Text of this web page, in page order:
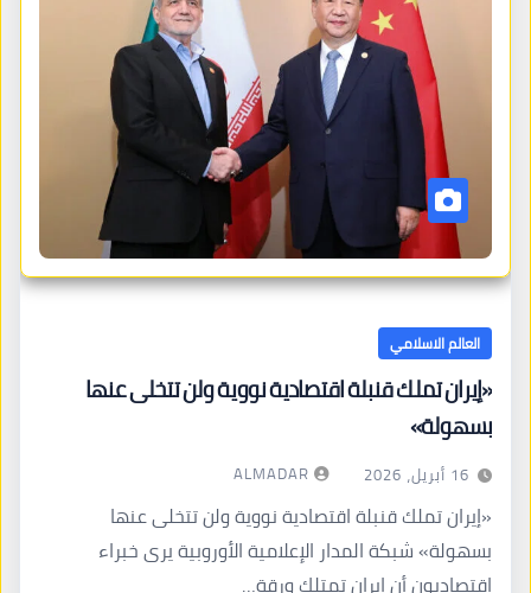
العالم الاسلامي
«إيران تملك قنبلة اقتصادية نووية ولن تتخلى عنها
بسهولة»
16 أبريل، 2026 ALMADAR
«إيران تملك قنبلة اقتصادية نووية ولن تتخلى عنها
بسهولة» شبكة المدار الإعلامية الأوروبية يرى خبراء
اقتصاديون أن إيران تمتلك ورقة…